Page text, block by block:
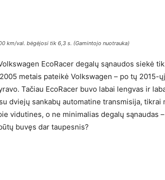
km/val. bėgėjosi tik 6,3 s. (Gamintojo nuotrauka)
EcoRacer degalų sąnaudos siekė
metais pateikė Volkswagen – po tų 2015-
Tačiau EcoRacer buvo labai lengvas ir
dviejų sankabų automatine transmisija,
vidutines, o ne minimalias degalų sąnaudas
buvęs dar taupesnis?